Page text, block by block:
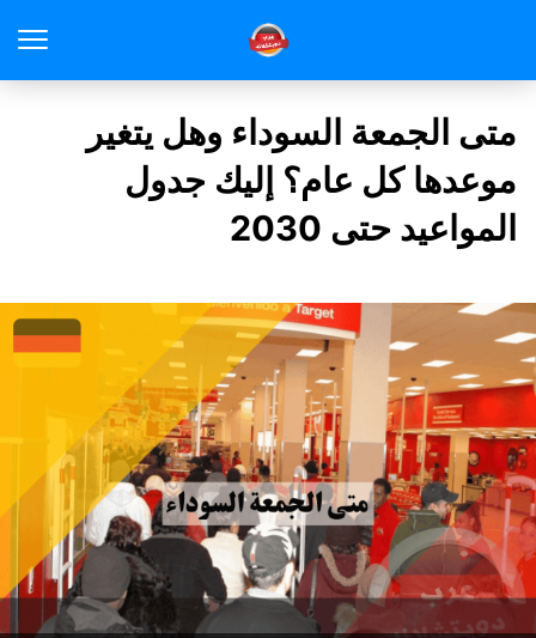
متى الجمعة السوداء وهل يتغير
موعدها كل عام؟ إليك جدول
المواعيد حتى 2030